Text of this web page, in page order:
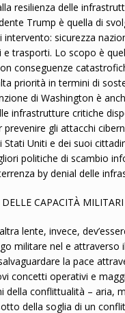
resilienza delle
Trump è quella di
intervento: sicurezza
e trasporti. Lo scopo è
conseguenze
priorità in termini di
di Washington è
infrastrutture critiche
prevenire gli attacchi
Stati Uniti e dei suoi
politiche di scambio
by denial delle
CAPACITÀ
lente, invece,
militare nel e
la pace
concetti operativi e
della conflittualità – aria,
della soglia di un